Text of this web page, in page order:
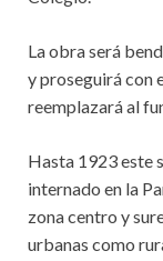
La obra será
y proseguirá con
reemplazará al
Hasta 1923 este
internado en la
zona centro y
urbanas como